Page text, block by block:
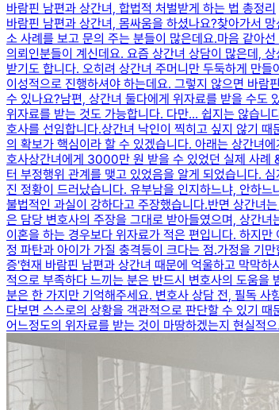
바람핀 남편과 상간녀, 합법적 처벌받게 하는 법 총정리
바람핀 남편과 상간녀, 몸싸움을 하셨나요?찾아가서
소 사례를 보고 문의 주는 분들이 많은데요.​마음 같아
의뢰인분들이 계신데요. 요즘 상간녀 상담이 많은데,
받기도 합니다. ​오히려 상간녀 주머니만 두둑하게 만
이성적으로 진행하셔야 하는데요. ​그렇지 않으면 바람
수 있나요?남편, 상간녀 둘다에게 위자료를 받을 수도
위자료를 받는 것도 가능합니다. ​다만... 쉽지는 않습
호사를 선임합니다.​상간녀 낙인이 찍히고 싶지 않기
의 확보가 핵심이라 할 수 있겠습니다. ​아래는 상간녀
호사상간녀에게 3000만 원 받을 수 있었던 실제 사례
터 부정행위 관계를 맺고 있었음을 알게 되었습니다.
진 정황이 드러났습니다. 유부남을 인지하느냐, 안하
불법적인 과실이 강하다고 주장했습니다.​반면 상간녀
은 담당 변호사의 주장을 그대로 받아들였으며, 상간
이혼을 하는 경우보다 위자료가 적은 편입니다. ​하지
정 파탄과 아이가 가질 충격등이 크다는 점.가정을 기
증'​현재 바람핀 남편과 상간녀 때문에 억울하고 막막
적으로 부족하다 느끼는 분은 반드시 변호사의 도움을
분은 한 가지만 기억해주세요. 변호사 상담 전, 필독
다보면 스스로의 상황을 객관적으로 판단할 수 있기
어느정도의 위자료를 받는 것이 마땅하겠는지 현실적